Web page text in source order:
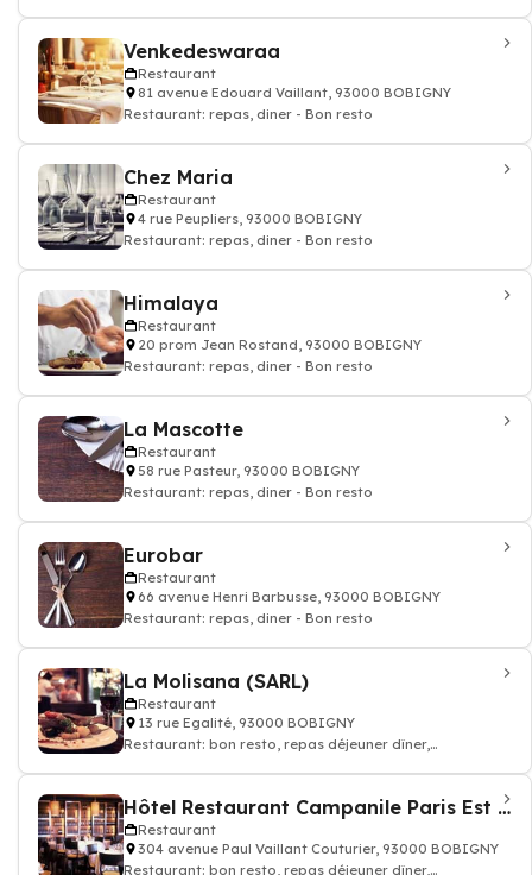
Venkedeswaraa
Restaurant
81 avenue Edouard Vaillant, 93000 BOBIGNY
Restaurant: repas, diner - Bon resto
Chez Maria
Restaurant
4 rue Peupliers, 93000 BOBIGNY
Restaurant: repas, diner - Bon resto
Himalaya
Restaurant
20 prom Jean Rostand, 93000 BOBIGNY
Restaurant: repas, diner - Bon resto
La Mascotte
Restaurant
58 rue Pasteur, 93000 BOBIGNY
Restaurant: repas, diner - Bon resto
Eurobar
Restaurant
66 avenue Henri Barbusse, 93000 BOBIGNY
Restaurant: repas, diner - Bon resto
La Molisana (SARL)
Restaurant
13 rue Egalité, 93000 BOBIGNY
Restaurant: bon resto, repas déjeuner dîner,
Hôtel Restaurant Campanile Paris Est Bobigny
Restaurant
304 avenue Paul Vaillant Couturier, 93000 BOBIGNY
Restaurant: bon resto, repas déjeuner dîner,